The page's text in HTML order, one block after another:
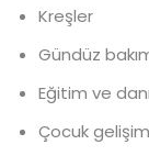
Kreşler
Gündüz
Eğitim ve
Çocuk